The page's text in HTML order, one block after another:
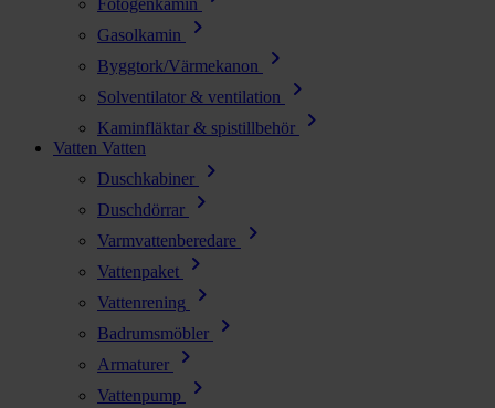
Fotogenkamin
Gasolkamin chevron_right
Byggtork/Värmekanon chevron_right
Solventilator & ventilation chevron_right
Kaminfläktar & spistillbehör chevron_right
Vatten Vatten
Duschkabiner
chevron_right
Duschdörrar chevron_right
Varmvattenberedare chevron_right
Vattenpaket chevron_right
Vattenrening chevron_right
Badrumsmöbler chevron_right
Armaturer chevron_right
Vattenpump chevron_right